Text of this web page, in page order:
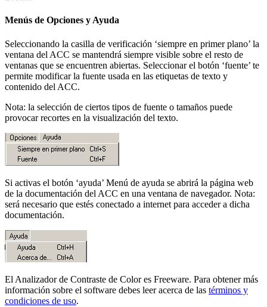
Menús de Opciones y Ayuda
Seleccionando la casilla de verificación ‘siempre en primer plano’ la
ventana del ACC se mantendrá siempre visible sobre el resto de
ventanas que se encuentren abiertas. Seleccionar el botón ‘fuente’ te
permite modificar la fuente usada en las etiquetas de texto y
contenido del ACC.
Nota: la selección de ciertos tipos de fuente o tamaños puede
provocar recortes en la visualización del texto.
Si activas el botón ‘ayuda’ Menú de ayuda se abrirá la página web
de la documentación del ACC en una ventana de navegador. Nota:
será necesario que estés conectado a internet para acceder a dicha
documentación.
El Analizador de Contraste de Color es Freeware. Para obtener más
información sobre el software debes leer acerca de las términos y
condiciones de uso.